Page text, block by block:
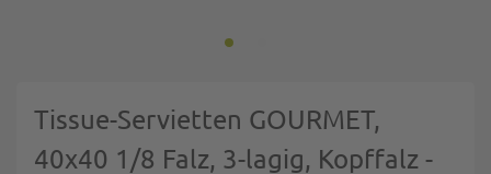
Tissue-Servietten GOURMET,
40x40 1/8 Falz, 3-lagig, Kopffalz -